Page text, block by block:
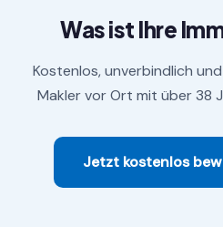
Was ist Ihre
Kostenlos, unverbindlich
Makler vor Ort mit über 38
Jetzt kostenlos